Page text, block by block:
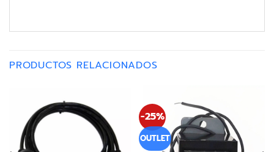
PRODUCTOS RELACIONADOS
-25%
OUTLET